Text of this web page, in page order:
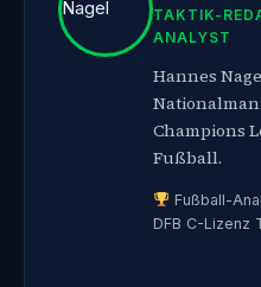
TAKTIK-
ANALYST
Hannes
Champions
Fußball.
Fußball-
DFB C-Lizenz